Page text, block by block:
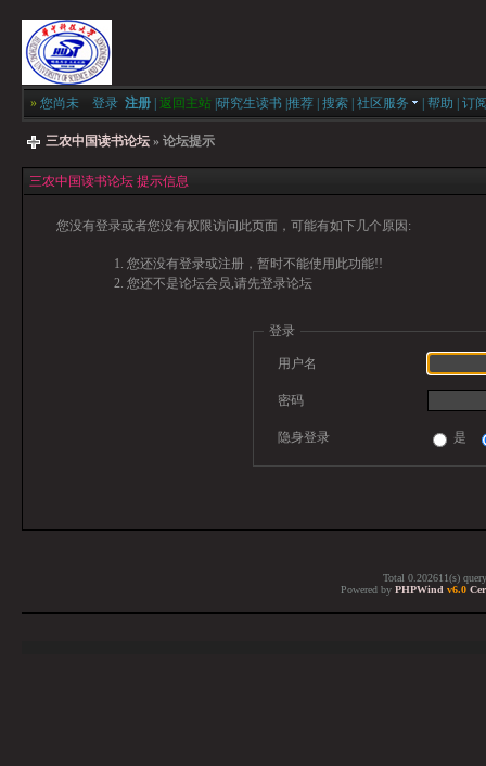
» 您尚未 登录 注册 返回主站 研究生读书 推荐 搜索 社区服务 帮助 订
三农中国读书论坛 » 论坛提示
三农中国读书论坛 提示信息
您没有登录或者您没有权限访问此页面，可能有如下几个原因:
您还没有登录或注册，暂时不能使用此功能!!
您还不是论坛会员,请先登录论坛
登录
用户名
密码
隐身登录 是
Total 0.202611(s)
Powered by PHPWind v6.0